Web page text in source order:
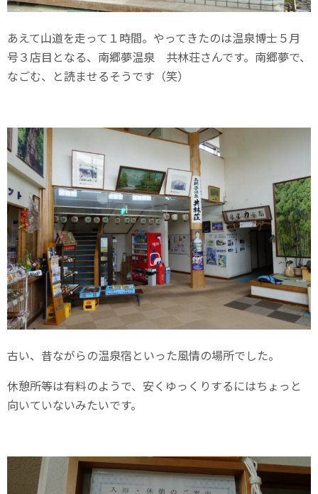
あえて山道を走って１時間。やってきたのは温泉博士５月
号３店目となる、南郷夢温泉 共林荘さんです。南郷夢で、
なごむ、と読ませるそうです（笑）
古い、昔ながらの温泉宿といった風情の場所でした。
休憩所等は有料のようで、安くゆっくりするにはちょっと
向いていないみたいです。